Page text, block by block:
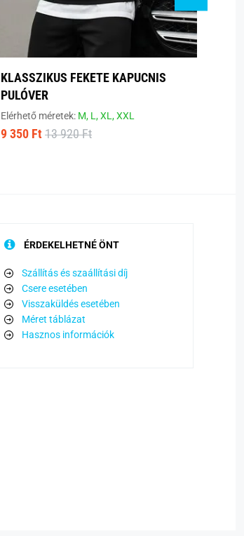
KLASSZIKUS FEKETE KAPUCNIS
PULÓVER
Elérhető méretek: M, L,XL,XXL
9 350 Ft 13 920 Ft
ÉRDEKELHETNÉ ÖNT
Szállítás és szaállítási díj
Csere esetében
Visszaküldés esetében
Méret táblázat
Hasznos információk